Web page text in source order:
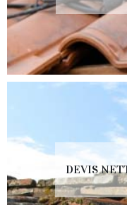
DEVIS